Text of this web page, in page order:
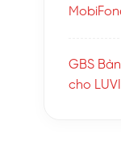
GBS
cho